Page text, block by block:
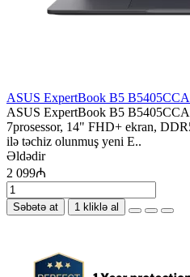
ASUS ExpertBook B5
ASUS ExpertBook B5
7prosessor, 14" FHD+ ekran,
ilə təchiz olunmuş yeni E..
Əldədir
2 099₼
Səbətə at 1 kliklə al